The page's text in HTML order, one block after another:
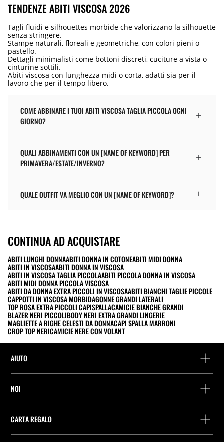
TENDENZE ABITI VISCOSA 2026
Tagli fluidi e silhouettes morbide che valorizzano la silhouette
senza stringere.
Stampe naturali, floreali e geometriche, con colori pieni o
pastello.
Dettagli minimalisti come bottoni discreti, cuciture a vista o
cinturine sottili.
Abiti viscosa con lunghezza midi o corta, adatti sia per il
lavoro che per il tempo libero.
COME ABBINARE I TUOI ABITI VISCOSA TAGLIA PICCOLA OGNI
GIORNO?
QUALI ABBINAMENTI CON UN [NAME OF KEYWORD] PER
PRIMAVERA/ESTATE/INVERNO?
QUALE OUTFIT VA MEGLIO CON UN [NAME OF KEYWORD]?
CONTINUA AD ACQUISTARE
ABITI LUNGHI DONNAABITI DONNA IN COTONEABITI MIDI DONNA
ABITI IN VISCOSAABITI DONNA IN VISCOSA
ABITI IN VISCOSA TAGLIA PICCOLAABITI PICCOLA DONNA IN VISCOSA
ABITI MIDI DONNA PICCOLA VISCOSA
ABITI DA DONNA EXTRA PICCOLI IN VISCOSAABITI BIANCHI TAGLIE PICCOLE
CAPPOTTI IN VISCOSA MORBIDAGONNE GRANDI LATERALI
TOP ROSA EXTRA PICCOLI CAPISPALLACAMICIE BIANCHE GRANDI
BLAZER NERI PICCOLIBODY NERI EXTRA GRANDI LINGERIE
MAGLIETTE A RIGHE CELESTI DA DONNACAPI SPALLA MARRONI
CROP TOP NERICAMICIE NERE CON VOLANT
AIUTO
Rintraccia il tuo ordine
Ricerca dei punti di consegna
NOI
Società
CARTA REGALO